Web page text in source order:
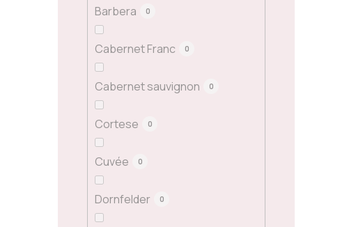
Barbera 0
Cabernet Franc 0
Cabernet sauvignon 0
Cortese 0
Cuvée 0
Dornfelder 0